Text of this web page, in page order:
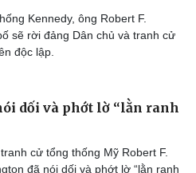
trang tài liệu về vụ ám
Trump hôm qua (18/3) đã công
rời đảng Dân chủ,